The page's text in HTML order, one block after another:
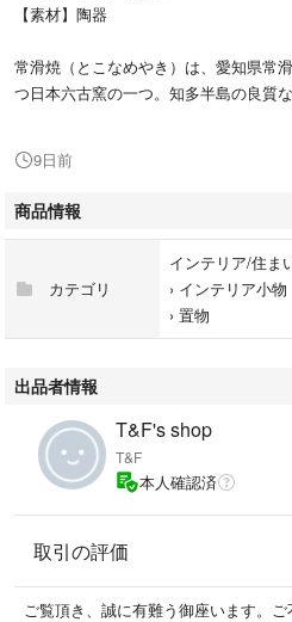
【素材】陶器
常滑焼（とこなめやき）は、愛知県常
つ日本六古窯の一つ。知多半島の良質
その中でも常滑焼の「恒夫作（澤田恒
干支の置物（丑年）や、インテリア・
す。
☆常滑焼
サイズ：約W24cm×H15.5cm×D11cm
専用箱付き
9日前
商品情報
カテゴリ
インテリア/住ま
› インテリア小物
› 置物
出品者情報
T&F's shop
T&F
本人確認済
取引の評価
ご覧頂き、誠に有難う御座います。